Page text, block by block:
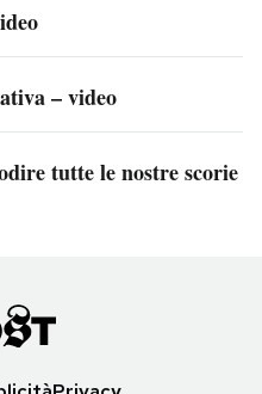
– video
tutte le nostre scorie